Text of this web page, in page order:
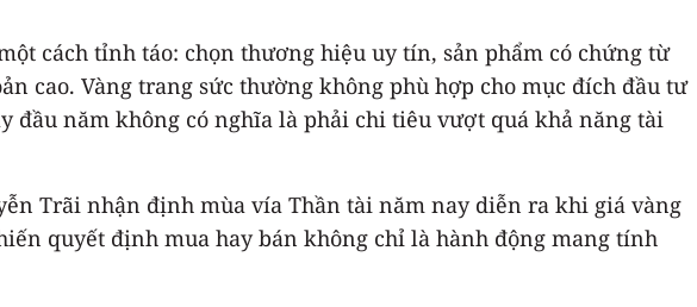
cách tỉnh táo: chọn thương hiệu uy tín, sản phẩm có chứng từ
cao. Vàng trang sức thường không phù hợp cho mục đích đầu tư
đầu năm không có nghĩa là phải chi tiêu vượt quá khả năng tài
Trãi nhận định mùa vía Thần tài năm nay diễn ra khi giá vàng
quyết định mua hay bán không chỉ là hành động mang tính